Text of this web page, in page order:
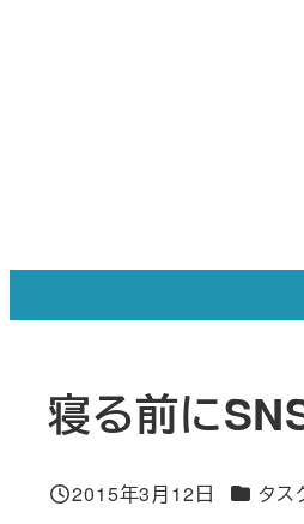
寝る前に
投稿日
2015年3月12日 カテゴ
タス